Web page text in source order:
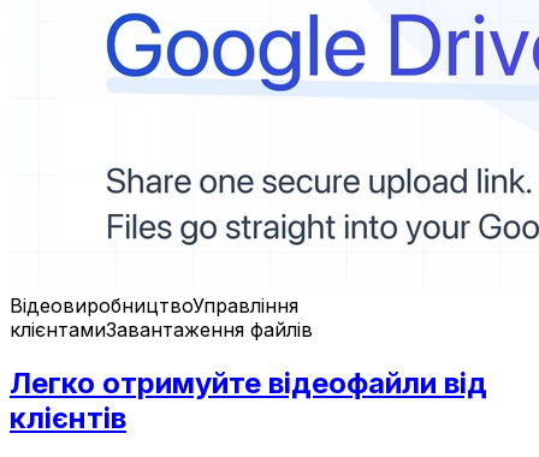
ВідеовиробництвоУправління
клієнтамиЗавантаження файлів
Легко отримуйте відеофайли від
клієнтів